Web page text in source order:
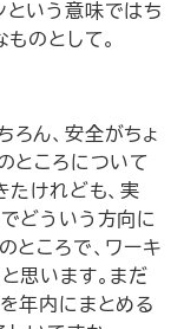
という意味ではち
のとして。
ろん、安全がちょ
ところについて
たけれども、実
どういう方向に
ところで、ワーキ
思います。まだ
年内にまとめる